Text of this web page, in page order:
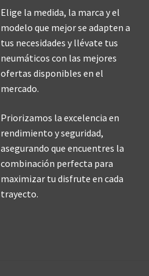
Elige la medida, la marca y el
modelo que mejor se adapten a
tus necesidades y llévate tus
neumáticos con las mejores
ofertas disponibles en el
mercado.
Priorizamos la excelencia en
rendimiento y seguridad,
asegurando que encuentres la
combinación perfecta para
maximizar tu disfrute en cada
trayecto.